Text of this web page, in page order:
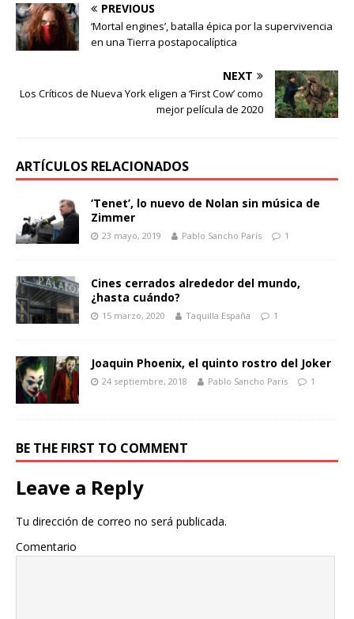
PREVIOUS
‘Mortal engines’, batalla épica por la supervivencia
en una Tierra postapocalíptica
NEXT
Los Críticos de Nueva York eligen a ‘First Cow’ como
mejor película de 2020
ARTÍCULOS RELACIONADOS
‘Tenet’, lo nuevo de Nolan sin música de
Zimmer
23 mayo, 2019 Pablo Sancho París 1
Cines cerrados alrededor del mundo,
¿hasta cuándo?
15 marzo, 2020 Taquilla España 1
Joaquin Phoenix, el quinto rostro del Joker
24 septiembre, 2018 Pablo Sancho París 1
BE THE FIRST TO COMMENT
Leave a Reply
Tu dirección de correo no será publicada.
Comentario